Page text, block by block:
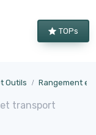
TOPs
Outils Rangement et
transport